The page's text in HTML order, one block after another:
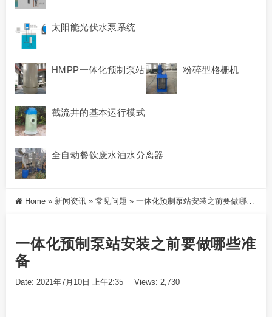
太阳能光伏水泵系统
HMPP一体化预制泵站 粉碎型格栅机
截流井的基本运行模式
全自动餐饮废水油水分离器
Home » 新闻资讯 » 常见问题 » 一体化预制泵站安装之前要做哪些准备
一体化预制泵站安装之前要做哪些准
备
Date: 2021年7月10日 上午2:35 Views: 2,730